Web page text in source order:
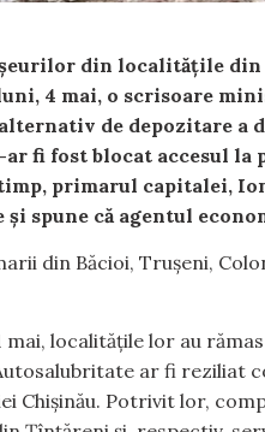
din localitățile
4 mai, o scrisoare
de depozitare a
fi fost blocat accesul
primarul capitalei,
spune că agentul
din Băcioi, Trușeni,
localitățile lor au
ar fi reziliat
Chișinău. Potrivit lor,